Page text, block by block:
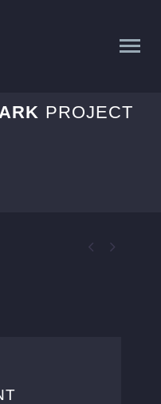
PROJECT
 